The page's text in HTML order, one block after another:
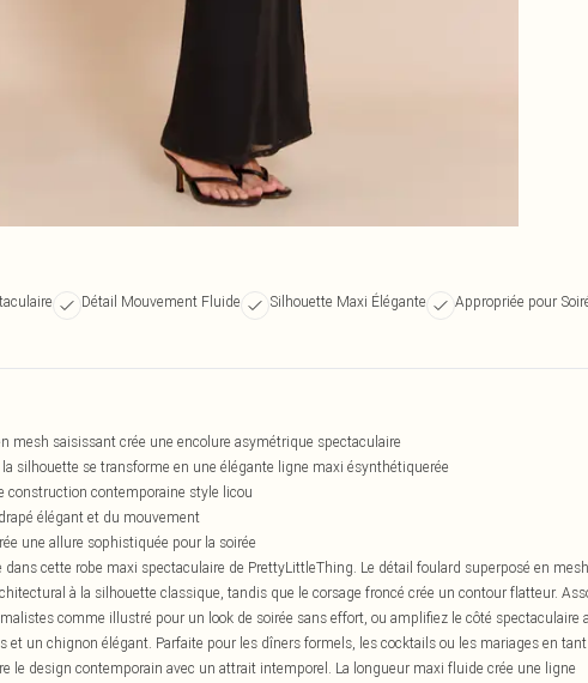
Détail Mouvement Fluide Silhouette Maxi Élégante
Appropriée pour
mesh saisissant crée une encolure asymétrique spectaculaire
silhouette se transforme en une élégante ligne maxi ésynthétiquerée
construction contemporaine style licou
élégant et du mouvement
une allure sophistiquée pour la soirée
dans cette robe maxi spectaculaire de PrettyLittleThing. Le détail foulard superposé en mesh
à la silhouette classique, tandis que le corsage froncé crée un contour flatteur.
comme illustré pour un look de soirée sans effort, ou amplifiez le côté spectaculaire
et un chignon élégant. Parfaite pour les dîners formels, les cocktails ou les mariages en tant
le design contemporain avec un attrait intemporel. La longueur maxi fluide crée une ligne